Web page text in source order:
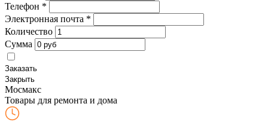
Телефон *
Электронная почта *
Количество
Сумма
Заказать
Закрыть
Мосмакс
Товары для ремонта и дома